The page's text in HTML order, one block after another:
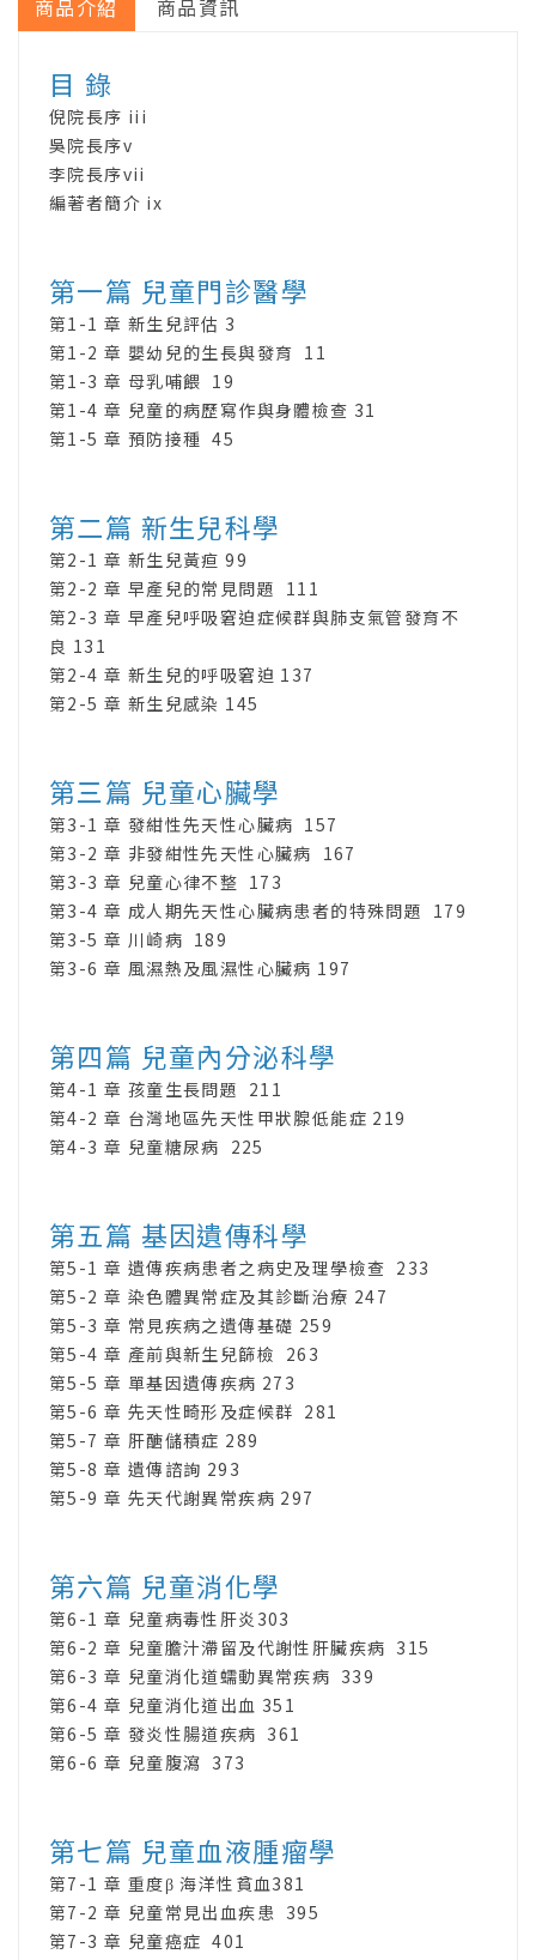
商品介紹 商品資訊
目 錄
倪院長序 iii
吳院長序v
李院長序vii
編著者簡介 ix
第一篇 兒童門診醫學
第1-1 章 新生兒評估 3
第1-2 章 嬰幼兒的生長與發育 11
第1-3 章 母乳哺餵 19
第1-4 章 兒童的病歷寫作與身體檢查 31
第1-5 章 預防接種 45
第二篇 新生兒科學
第2-1 章 新生兒黃疸 99
第2-2 章 早產兒的常見問題 111
第2-3 章 早產兒呼吸窘迫症候群與肺支氣管發育不
良 131
第2-4 章 新生兒的呼吸窘迫 137
第2-5 章 新生兒感染 145
第三篇 兒童心臟學
第3-1 章 發紺性先天性心臟病 157
第3-2 章 非發紺性先天性心臟病 167
第3-3 章 兒童心律不整 173
第3-4 章 成人期先天性心臟病患者的特殊問題 179
第3-5 章 川崎病 189
第3-6 章 風濕熱及風濕性心臟病 197
第四篇 兒童內分泌科學
第4-1 章 孩童生長問題 211
第4-2 章 台灣地區先天性甲狀腺低能症 219
第4-3 章 兒童糖尿病 225
第五篇 基因遺傳科學
第5-1 章 遺傳疾病患者之病史及理學檢查 233
第5-2 章 染色體異常症及其診斷治療 247
第5-3 章 常見疾病之遺傳基礎 259
第5-4 章 產前與新生兒篩檢 263
第5-5 章 單基因遺傳疾病 273
第5-6 章 先天性畸形及症候群 281
第5-7 章 肝醣儲積症 289
第5-8 章 遺傳諮詢 293
第5-9 章 先天代謝異常疾病 297
第六篇 兒童消化學
第6-1 章 兒童病毒性肝炎303
第6-2 章 兒童膽汁滯留及代謝性肝臟疾病 315
第6-3 章 兒童消化道蠕動異常疾病 339
第6-4 章 兒童消化道出血 351
第6-5 章 發炎性腸道疾病 361
第6-6 章 兒童腹瀉 373
第七篇 兒童血液腫瘤學
第7-1 章 重度β 海洋性貧血381
第7-2 章 兒童常見出血疾患 395
第7-3 章 兒童癌症 401